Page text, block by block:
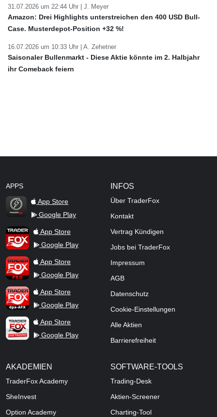
31.07.2026 um 22:44 Uhr | J. Meyer
Amazon: Drei Highlights unterstreichen den 400 USD Bull-
Case. Musterdepot-Position +32 %!
16.07.2026 um 10:33 Uhr | A. Zehetner
Saisonaler Bullenmarkt - Diese Aktie könnte im 2. Halbjahr
ihr Comeback feiern
APPS
TraderFox Flash
App Store
Google Play
TraderFox AppApp Store
Google Play
TraderFox ProApp Store
Google Play
TraderFox dpa-AFX ProFeed
App Store
Google Play
TraderFox Live Trading
App Store
Google Play
INFOS
Über TraderFox
Kontakt
Vertrag Kündigen
Jobs bei TraderFox
Impressum
AGB
Datenschutz
Cookie-Einstellungen
Alle Aktien
Barrierefreiheit
AKADEMIEN
TraderFox Academy
SheInvest
Option Academy
SOFTWARE-TOOLS
Trading-Desk
Aktien-Screener
Charting-Tool